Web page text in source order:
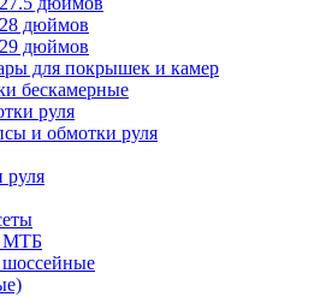
дюймов
дюймов
для покрышек и камер
бескамерные
руля
и обмотки руля
руля
МТБ